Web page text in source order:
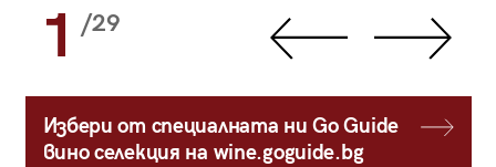
1 /29
Избери от специалната ни Go Guide
вино селекция на wine.goguide.bg